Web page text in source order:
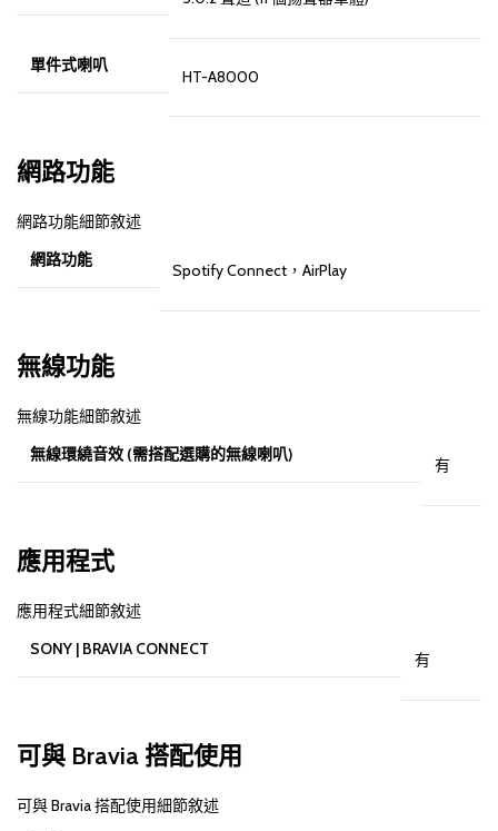
單件式喇叭
HT-A8000
網路功能
網路功能細節敘述
網路功能
Spotify Connect，AirPlay
無線功能
無線功能細節敘述
無線環繞音效 (需搭配選購的無線喇叭)
有
應用程式
應用程式細節敘述
SONY | BRAVIA CONNECT
有
可與 Bravia 搭配使用
可與 Bravia 搭配使用細節敘述